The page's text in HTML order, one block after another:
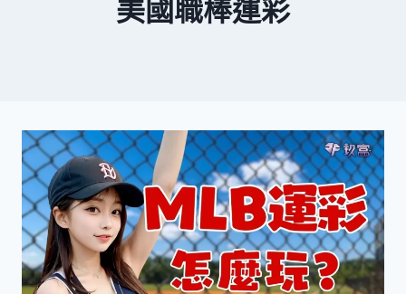
美國職棒運彩